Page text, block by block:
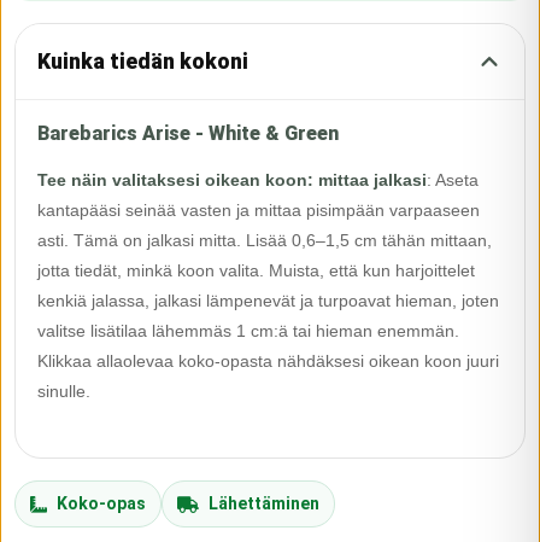
Kuinka tiedän kokoni
Barebarics Arise - White & Green
Tee näin valitaksesi oikean koon: mittaa jalkasi: Aseta
kantapääsi seinää vasten ja mittaa pisimpään varpaaseen
asti. Tämä on jalkasi mitta. Lisää 0,6–1,5 cm tähän mittaan,
jotta tiedät, minkä koon valita. Muista, että kun harjoittelet
kenkiä jalassa, jalkasi lämpenevät ja turpoavat hieman, joten
valitse lisätilaa lähemmäs 1 cm:ä tai hieman enemmän.
Klikkaa allaolevaa koko-opasta nähdäksesi oikean koon juuri
sinulle.
Koko-opas Lähettäminen